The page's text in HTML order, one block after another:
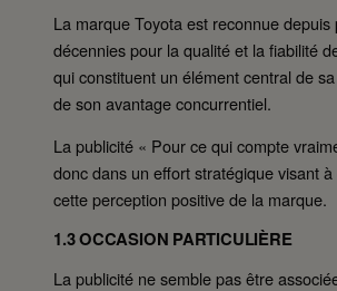
La marque Toyota est reconnue depuis
décennies pour la qualité et la fiabilité
qui constituent un élément central de
de son avantage concurrentiel.
La publicité « Pour ce qui compte
donc dans un effort stratégique visant
cette perception positive de la marque.
1.3 OCCASION PARTICULIÈRE
La publicité ne semble pas être